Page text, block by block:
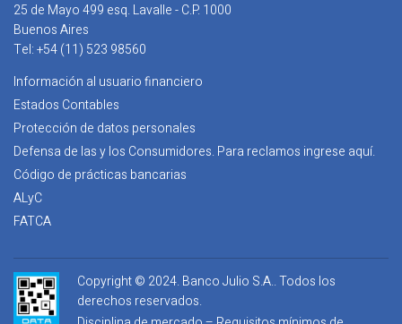
25 de Mayo 499 esq. Lavalle - C.P. 1000
Buenos Aires
Tel: +54 (11) 523 98560
Información al usuario financiero
Estados Contables
Protección de datos personales
Defensa de las y los Consumidores. Para reclamos ingrese aquí.
Código de prácticas bancarias
ALyC
FATCA
Copyright © 2024. Banco Julio S.A.. Todos los
derechos reservados.